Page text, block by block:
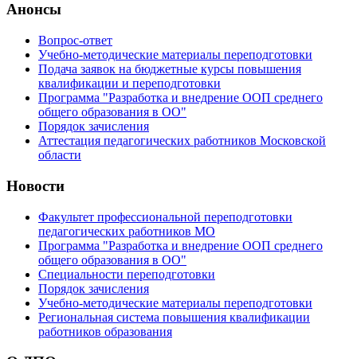
Анонсы
Вопрос-ответ
Учебно-методические материалы переподготовки
Подача заявок на бюджетные курсы повышения
квалификации и переподготовки
Программа "Разработка и внедрение ООП среднего
общего образования в ОО"
Порядок зачисления
Аттестация педагогических работников Московской
области
Новости
Факультет профессиональной переподготовки
педагогических работников МО
Программа "Разработка и внедрение ООП среднего
общего образования в ОО"
Специальности переподготовки
Порядок зачисления
Учебно-методические материалы переподготовки
Региональная система повышения квалификации
работников образования